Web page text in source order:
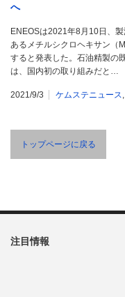
へ
ENEOSは2021年8月10日、
あるメチルシクロヘキサン（
すると発表した。石油精製の
は、国内初の取り組みだと…
2021/9/3 ケムステニュース
トップページに戻る
注目情報